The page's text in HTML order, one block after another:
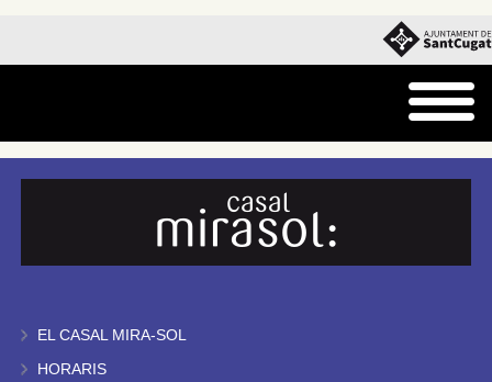
EL CASAL MIRA-SOL
HORARIS